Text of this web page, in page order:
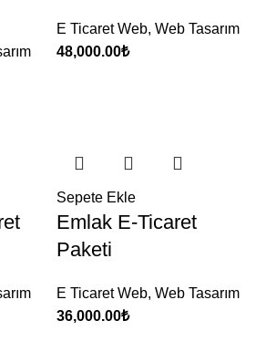
E Ticaret Web, Web Tasarım
48,000.00₺
Sepete Ekle
Emlak E-Ticaret
Paketi
E Ticaret Web, Web Tasarım
36,000.00₺